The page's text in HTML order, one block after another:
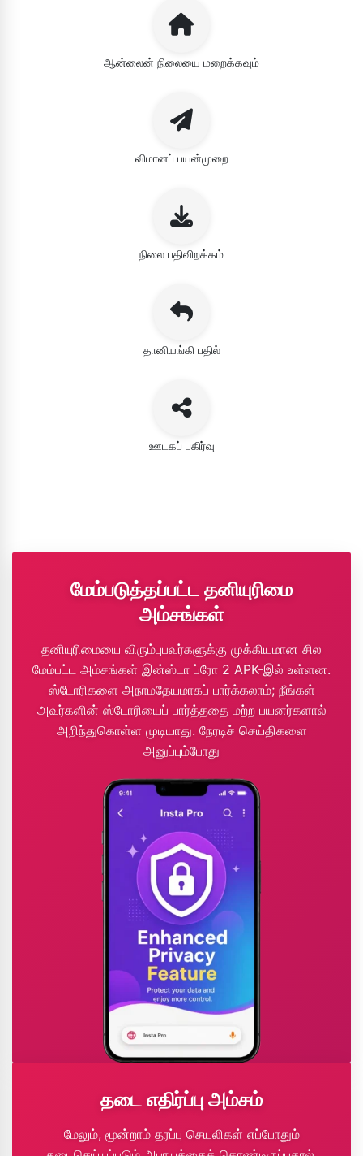
ஆன்லைன் நிலையை மறைக்கவும்
விமானப் பயன்முறை
நிலை பதிவிறக்கம்
தானியங்கி பதில்
ஊடகப் பகிர்வு
மேம்படுத்தப்பட்ட தனியுரிமை
அம்சங்கள்
தனியுரிமையை விரும்புபவர்களுக்கு முக்கியமான சில
மேம்பட்ட அம்சங்கள் இன்ஸ்டா ப்ரோ 2 APK-இல் உள்ளன.
ஸ்டோரிகளை அநாமதேயமாகப் பார்க்கலாம்; நீங்கள்
அவர்களின் ஸ்டோரியைப் பார்த்ததை மற்ற பயனர்களால்
அறிந்துகொள்ள முடியாது. நேரடிச் செய்திகளை
அனுப்பும்போது
தடை எதிர்ப்பு அம்சம்
மேலும், மூன்றாம் தரப்பு செயலிகள் எப்போதும்